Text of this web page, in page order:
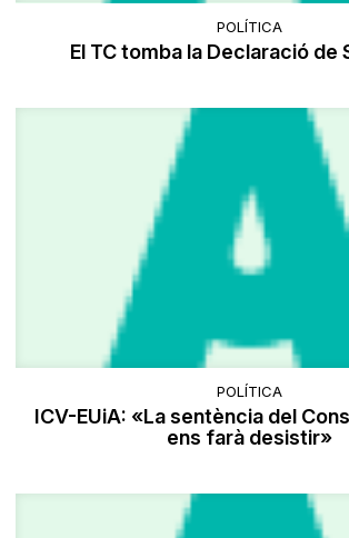
POLÍTICA
El TC tomba la Declaració de
POLÍTICA
ICV-EUiA: «La sentència del
ens farà desistir»